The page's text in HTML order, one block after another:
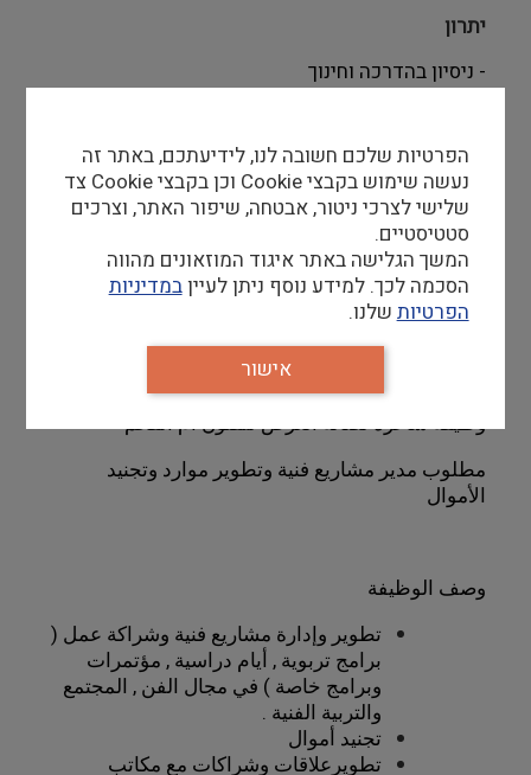
יתרון
- ניסיון בהדרכה וחינוך
קורות חיים למייל office@ummelfahemgallery.org
נאלרשוםבשורתהנושא"מועמדותלמשרת ניהול
פרויקטים"ואת
תחילתהעבודה: 01 נובמבר2022
وظيفة شاغرة لصالة العرض للفنون ام الفحم
مطلوب مدير مشاريع فنية وتطوير موارد وتجنيد
الأموال
وصف الوظيفة
تطوير وإدارة مشاريع فنية وشراكة عمل (
برامج تربوية , أيام دراسية , مؤتمرات
وبرامج خاصة ) في مجال الفن , المجتمع
والتربية الفنية .
تجنيد أموال
تطويرعلاقات وشراكات مع مكاتب
הפרטיות שלכם חשובה לנו, לידיעתכם, באתר זה
נעשה שימוש בקבצי Cookie וכן בקבצי Cookie צד
שלישי לצרכי ניטור, אבטחה, שיפור האתר, וצרכים
סטטיסטיים.
המשך הגלישה באתר איגוד המוזאונים מהווה
הסכמה לכך. למידע נוסף ניתן לעייןבמדיניות
הפרטיותשלנו.
אישור